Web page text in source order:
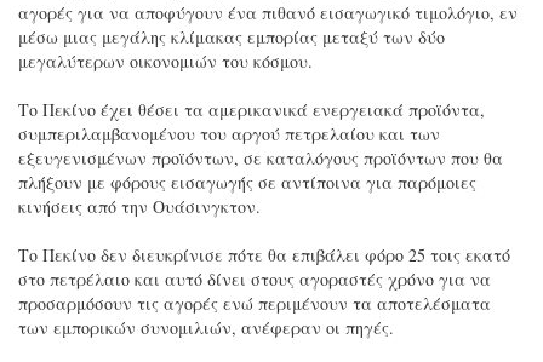
αγορές για να αποφύγουν ένα πιθανό εισαγωγικό τιμολόγιο, εν
μέσω μιας μεγάλης κλίμακας εμπορίας μεταξύ των δύο
μεγαλύτερων οικονομιών του κόσμου.
Το Πεκίνο έχει θέσει τα αμερικανικά ενεργειακά προϊόντα,
συμπεριλαμβανομένου του αργού πετρελαίου και των
εξευγενισμένων προϊόντων, σε καταλόγους προϊόντων που θα
πλήξουν με φόρους εισαγωγής σε αντίποινα για παρόμοιες
κινήσεις από την Ουάσινγκτον.
Το Πεκίνο δεν διευκρίνισε πότε θα επιβάλει φόρο 25 τοις εκατό
στο πετρέλαιο και αυτό δίνει στους αγοραστές χρόνο για να
προσαρμόσουν τις αγορές ενώ περιμένουν τα αποτελέσματα
των εμπορικών συνομιλιών, ανέφεραν οι πηγές.